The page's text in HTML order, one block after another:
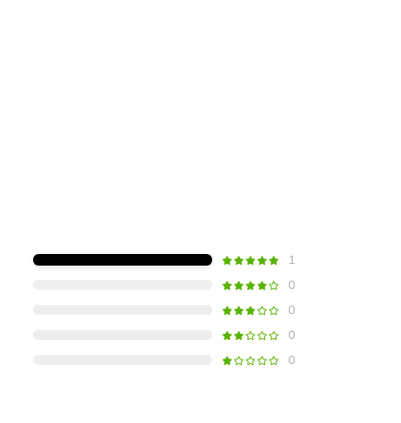
и творчества. Valentino Uomo Edition Noire
1
0
0
0
0